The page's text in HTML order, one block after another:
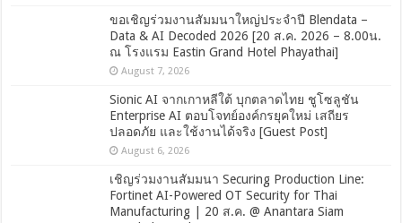
ขอเชิญร่วมงานสัมมนาใหญ่ประจำปี Blendata –
Data & AI Decoded 2026 [20 ส.ค. 2026 – 8.00น.
ณ โรงแรม Eastin Grand Hotel Phayathai]
August 7, 2026
Sionic AI จากเกาหลีใต้ บุกตลาดไทย ชูโซลูชัน
Enterprise AI ตอบโจทย์องค์กรยุคใหม่ เสถียร
ปลอดภัย และใช้งานได้จริง [Guest Post]
August 6, 2026
เชิญร่วมงานสัมมนา Securing Production Line:
Fortinet AI-Powered OT Security for Thai
Manufacturing | 20 ส.ค. @ Anantara Siam